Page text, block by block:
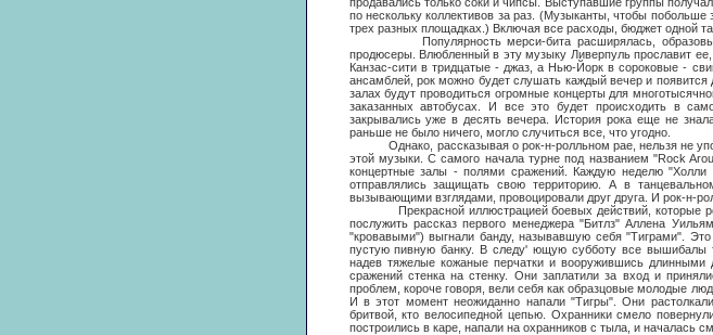
по нескольку коллективов за раз. (Музыканты, чтобы
трех разных площадках.) Включая все расходы, бюджет одной
Популярность мерси-бита расширялась,
продюсеры. Влюбленный в эту музыку Ливерпуль прославит
Канзас-сити в тридцатые - джаз, а Нью-Йорк в сороковые -
ансамблей, рок можно будет слушать каждый вечер и
залах будут проводиться огромные концерты для
заказанных автобусах. И все это будет происходить в
закрывались уже в десять вечера. История рока еще не
раньше не было ничего, могло случиться все, что угодно.
Однако, рассказывая о рок-н-ролльном рае, нельзя не
этой музыки. С самого начала турне под названием "Rock
концертные залы - полями сражений. Каждую неделю "Холли
отправлялись защищать свою территорию. А в
вызывающими взглядами, провоцировали друг друга. И рок-н-
Прекрасной иллюстрацией боевых действий, которые
послужить рассказ первого менеджера "Битлз" Аллена
"кровавыми") выгнали банду, называвшую себя "Тиграми".
пустую пивную банку. В следу' ющую субботу все вышибалы
надев тяжелые кожаные перчатки и вооружившись
сражений стенка на стенку. Они заплатили за вход и
проблем, короче говоря, вели себя как образцовые молодые
И в этот момент неожиданно напали "Тигры". Они
бритвой, кто велосипедной цепью. Охранники смело
построились в каре, напали на охранников с тыла, и началась